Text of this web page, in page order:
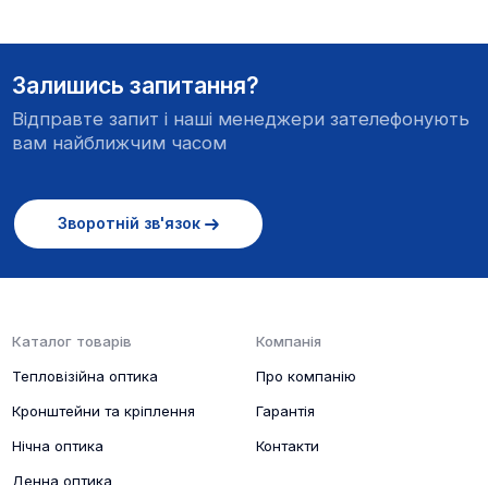
Залишись запитання?
Відправте запит і наші менеджери зателефонують
вам найближчим часом
Зворотній зв'язок
Каталог товарів
Тепловізійна оптика
Кронштейни та кріплення
Нічна оптика
Денна оптика
Компанія
Про компанію
Гарантія
Контакти